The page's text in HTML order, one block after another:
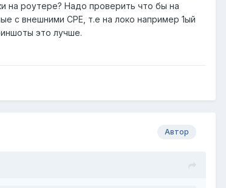
на роутере? Надо проверить что бы на
с внешними CPE, т.е на локо например 1ый
это лучше.
Автор